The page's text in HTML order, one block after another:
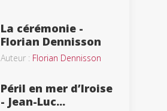
La cérémonie -
Florian Dennisson
Auteur : Florian Dennisson
Péril en mer d’Iroise
- Jean-Luc...